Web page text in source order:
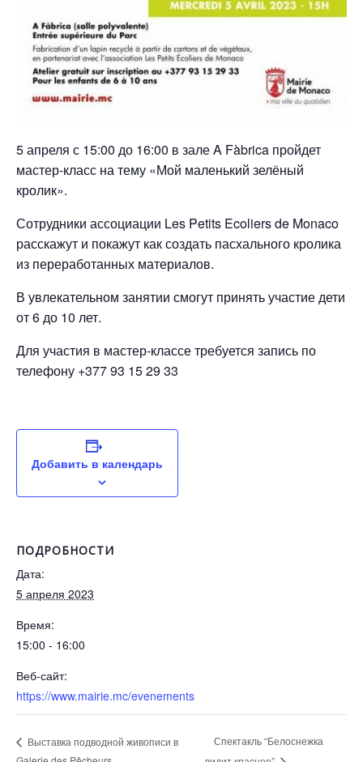
5 апреля с 15:00 до 16:00 в зале A Fàbrica пройдет
мастер-класс на тему «Мой маленький зелёный
кролик».
Сотрудники ассоциации Les Petits Ecoliers de Monaco
расскажут и покажут как создать пасхального кролика
из переработанных материалов.
В увлекательном занятии смогут принять участие дети
от 6 до 10 лет.
Для участия в мастер-классе требуется запись по
телефону +377 93 15 29 33
Добавить в календарь
ПОДРОБНОСТИ
Дата:
5 апреля 2023
Время:
15:00 - 16:00
Веб-сайт:
https://www.mairie.mc/evenements
Выставка подводной живописи в
Спектакль “Белоснежка